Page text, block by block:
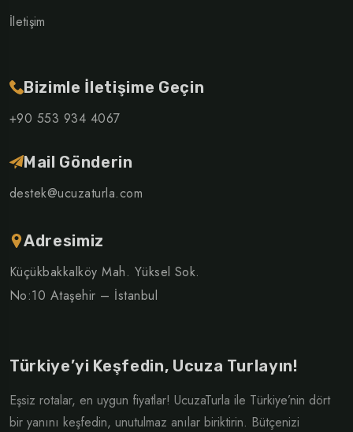
İletişim
Bizimle İletişime Geçin
+90 553 934 4067
Mail Gönderin
destek@ucuzaturla.com
Adresimiz
Küçükbakkalköy Mah. Yüksel Sok.
No:10 Ataşehir – İstanbul
Türkiye’yi Keşfedin, Ucuza Turlayın!
Eşsiz rotalar, en uygun fiyatlar! UcuzaTurla ile Türkiye’nin dört
bir yanını keşfedin, unutulmaz anılar biriktirin. Bütçenizi